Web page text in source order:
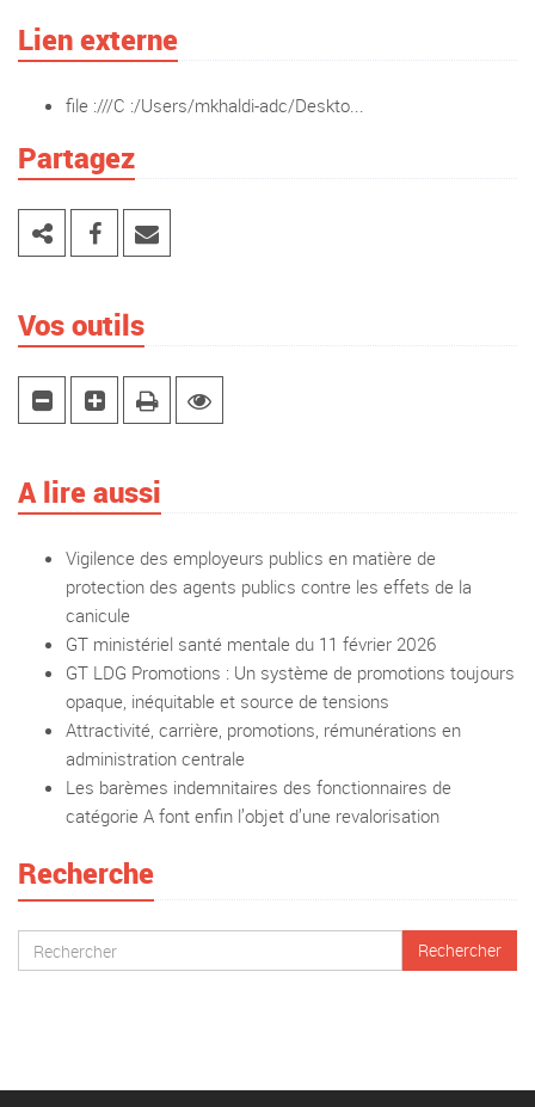
Lien externe
file :///C :/Users/mkhaldi-adc/Deskto...
Partagez
Vos outils
A lire aussi
Vigilence des employeurs publics en matière de
protection des agents publics contre les effets de la
canicule
GT ministériel santé mentale du 11 février 2026
GT LDG Promotions : Un système de promotions toujours
opaque, inéquitable et source de tensions
Attractivité, carrière, promotions, rémunérations en
administration centrale
Les barèmes indemnitaires des fonctionnaires de
catégorie A font enfin l’objet d’une revalorisation
Recherche